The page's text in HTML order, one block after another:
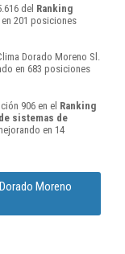
del Ranking
201 posiciones
Dorado Moreno Sl.
en 683 posiciones
906 en el Ranking
sistemas de
en 14
Moreno